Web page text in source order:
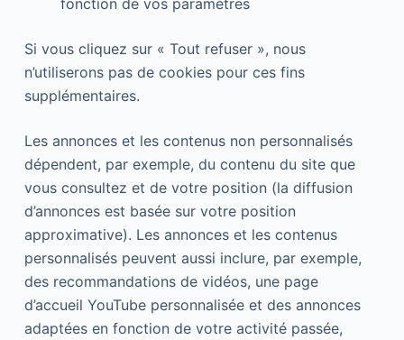
Si vous cliquez sur « Tout refuser », nous
n’utiliserons pas de cookies pour ces fins
supplémentaires.
Les annonces et les contenus non personnalisés
dépendent, par exemple, du contenu du site que
vous consultez et de votre position (la diffusion
d’annonces est basée sur votre position
approximative). Les annonces et les contenus
personnalisés peuvent aussi inclure, par exemple,
des recommandations de vidéos, une page
d’accueil YouTube personnalisée et des annonces
adaptées en fonction de votre activité passée,